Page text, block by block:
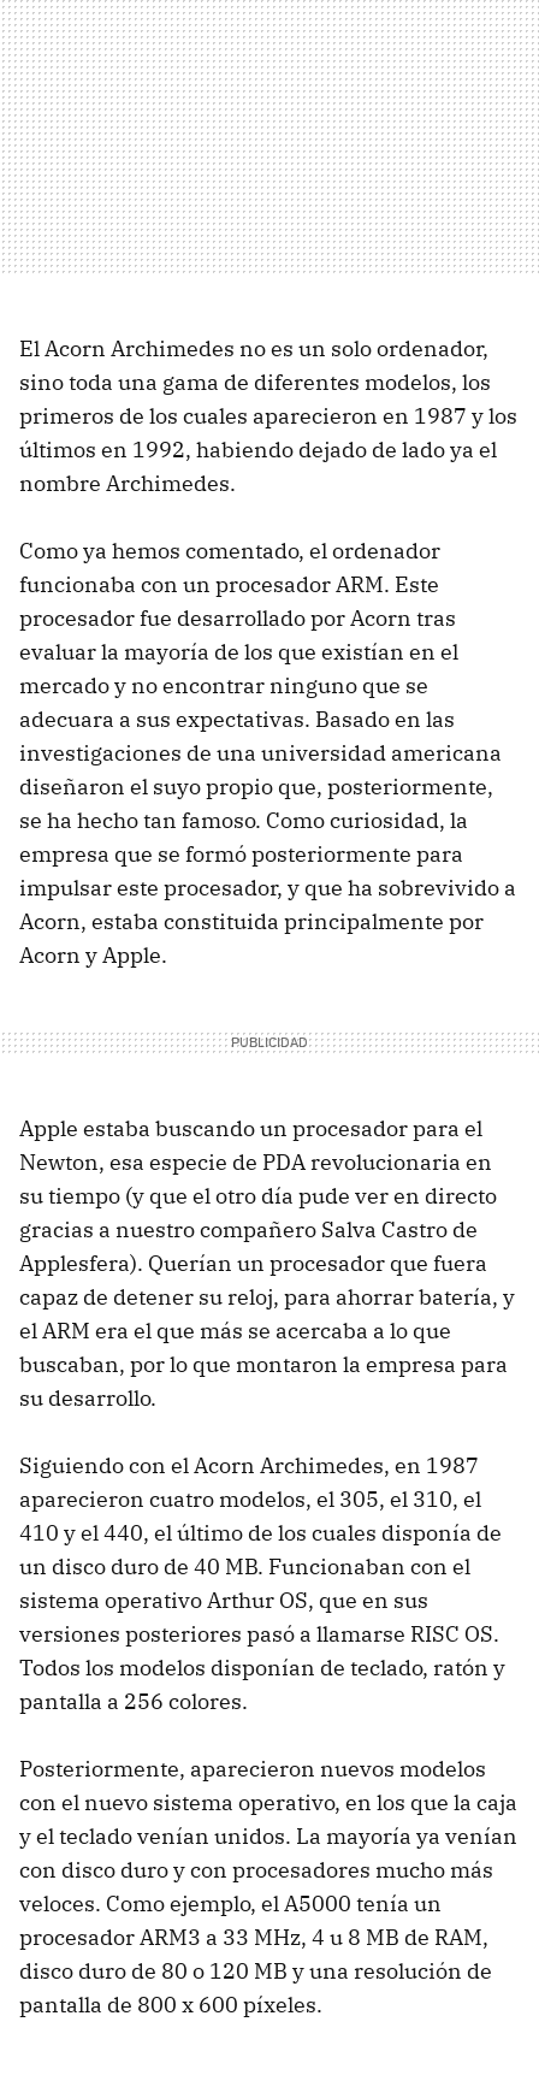
El Acorn Archimedes no es un solo ordenador,
sino toda una gama de diferentes modelos, los
primeros de los cuales aparecieron en 1987 y los
últimos en 1992, habiendo dejado de lado ya el
nombre Archimedes.
Como ya hemos comentado, el ordenador
funcionaba con un procesador ARM. Este
procesador fue desarrollado por Acorn tras
evaluar la mayoría de los que existían en el
mercado y no encontrar ninguno que se
adecuara a sus expectativas. Basado en las
investigaciones de una universidad americana
diseñaron el suyo propio que, posteriormente,
se ha hecho tan famoso. Como curiosidad, la
empresa que se formó posteriormente para
impulsar este procesador, y que ha sobrevivido a
Acorn, estaba constituida principalmente por
Acorn y Apple.
Apple estaba buscando un procesador para el
Newton, esa especie de PDA revolucionaria en
su tiempo (y que el otro día pude ver en directo
gracias a nuestro compañero Salva Castro de
Applesfera). Querían un procesador que fuera
capaz de detener su reloj, para ahorrar batería, y
el ARM era el que más se acercaba a lo que
buscaban, por lo que montaron la empresa para
su desarrollo.
Siguiendo con el Acorn Archimedes, en 1987
aparecieron cuatro modelos, el 305, el 310, el
410 y el 440, el último de los cuales disponía de
un disco duro de 40 MB. Funcionaban con el
sistema operativo Arthur OS, que en sus
versiones posteriores pasó a llamarse RISC OS.
Todos los modelos disponían de teclado, ratón y
pantalla a 256 colores.
Posteriormente, aparecieron nuevos modelos
con el nuevo sistema operativo, en los que la caja
y el teclado venían unidos. La mayoría ya venían
con disco duro y con procesadores mucho más
veloces. Como ejemplo, el A5000 tenía un
procesador ARM3 a 33 MHz, 4 u 8 MB de RAM,
disco duro de 80 o 120 MB y una resolución de
pantalla de 800 x 600 píxeles.